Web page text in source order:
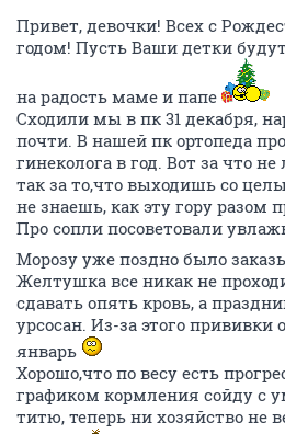
Привет, девочки! Всех с
годом! Пусть Ваши детки
на радость маме и папе
Сходили мы в пк 31 декабря,
почти. В нашей пк ортопеда
гинеколога в год. Вот за что
так за то,что выходишь со
не знаешь, как эту гору разом
Про сопли посоветовали
Морозу уже поздно было
Желтушка все никак не
сдавать опять кровь, а
урсосан. Из-за этого прививки
январь
Хорошо,что по весу есть
графиком кормления сойду с
титю, теперь ни хозяйство не